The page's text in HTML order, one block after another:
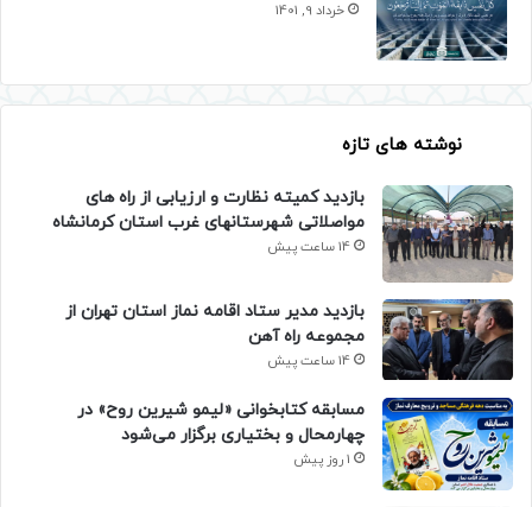
خرداد 9, 1401
نوشته های تازه
بازدید کمیته نظارت و ارزیابی از راه های
مواصلاتی شهرستانهای غرب استان کرمانشاه
14 ساعت پیش
بازدید مدیر ستاد اقامه نماز استان تهران از
مجموعه راه آهن
14 ساعت پیش
مسابقه کتابخوانی «لیمو شیرین روح» در
چهارمحال و بختیاری برگزار می‌شود
1 روز پیش